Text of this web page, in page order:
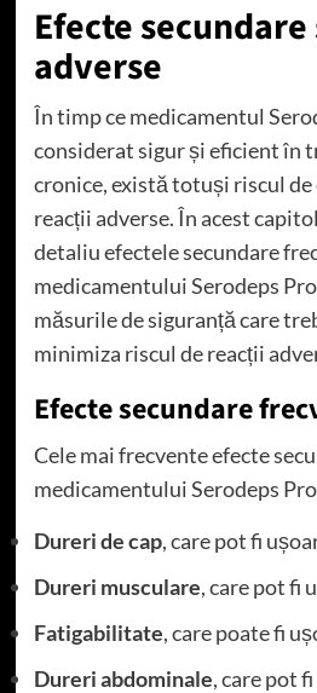
Efecte
adverse
În timp ce medicamentul
considerat sigur și eficient în
cronice, există totuși riscul de
reacții adverse. În acest
detaliu efectele secundare
medicamentului Serodeps
măsurile de siguranță care
minimiza riscul de reacții
Efecte secundare
Cele mai frecvente efecte
medicamentului Serodeps
Dureri de cap, care pot fi
Dureri musculare, care pot fi
Fatigabilitate, care poate fi
Dureri abdominale, care pot